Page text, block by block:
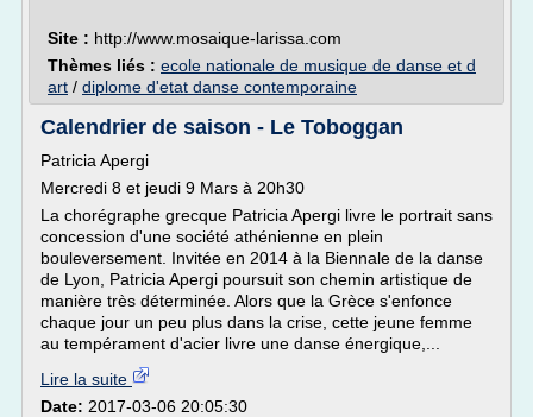
Site : http://www.mosaique-larissa.com
Thèmes liés : ecole nationale de musique de danse et d
art / diplome d'etat danse contemporaine
Calendrier de saison - Le Toboggan
Patricia Apergi
Mercredi 8 et jeudi 9 Mars à 20h30
La chorégraphe grecque Patricia Apergi livre le portrait sans
concession d'une société athénienne en plein
bouleversement. Invitée en 2014 à la Biennale de la danse
de Lyon, Patricia Apergi poursuit son chemin artistique de
manière très déterminée. Alors que la Grèce s'enfonce
chaque jour un peu plus dans la crise, cette jeune femme
au tempérament d'acier livre une danse énergique,...
Lire la suite
Date: 2017-03-06 20:05:30